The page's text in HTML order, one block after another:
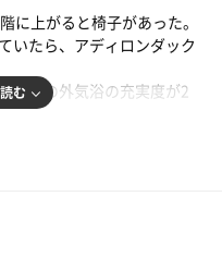
で。名古屋コーチンの鶏
で、体感はシビレのくる
でガンギマリ。
に上がると椅子があった。
いたら、アディロンダック
ここの外気浴の充実度が2
浴。
イチだが、暑くなければい
む